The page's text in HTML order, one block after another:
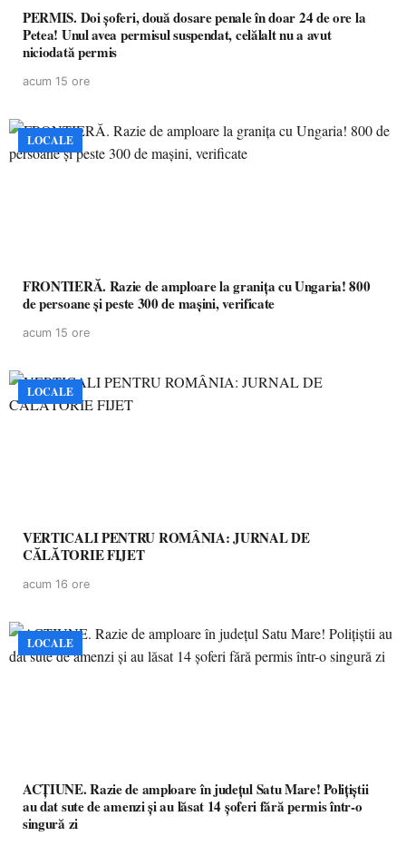
PERMIS. Doi șoferi, două dosare penale în doar 24 de ore la
Petea! Unul avea permisul suspendat, celălalt nu a avut
niciodată permis
acum 15 ore
LOCALE
FRONTIERĂ. Razie de amploare la granița cu Ungaria! 800
de persoane și peste 300 de mașini, verificate
acum 15 ore
LOCALE
VERTICALI PENTRU ROMÂNIA: JURNAL DE
CĂLĂTORIE FIJET
acum 16 ore
LOCALE
ACȚIUNE. Razie de amploare în județul Satu Mare! Polițiștii
au dat sute de amenzi și au lăsat 14 șoferi fără permis într-o
singură zi